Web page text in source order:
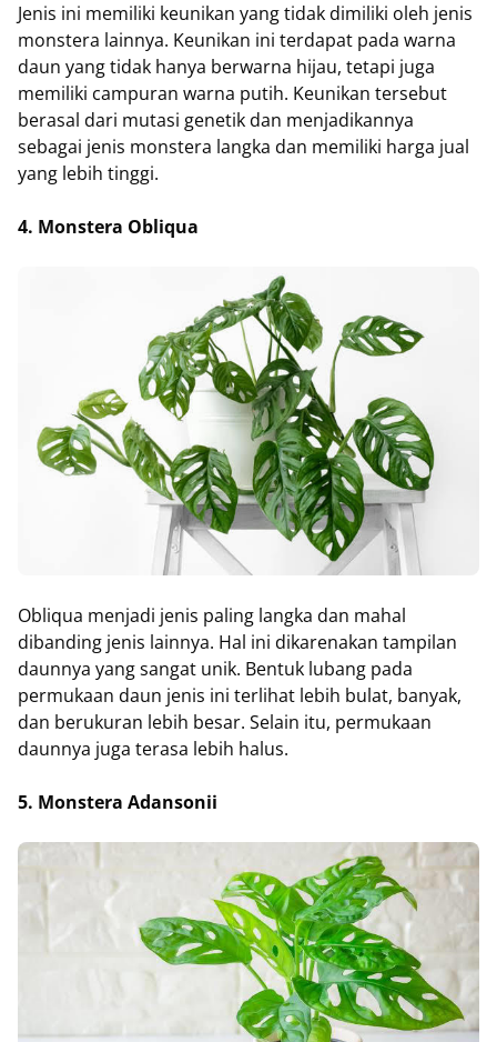
Jenis ini memiliki keunikan yang tidak dimiliki oleh jenis
monstera lainnya. Keunikan ini terdapat pada warna
daun yang tidak hanya berwarna hijau, tetapi juga
memiliki campuran warna putih. Keunikan tersebut
berasal dari mutasi genetik dan menjadikannya
sebagai jenis monstera langka dan memiliki harga jual
yang lebih tinggi.
4. Monstera Obliqua
Obliqua menjadi jenis paling langka dan mahal
dibanding jenis lainnya. Hal ini dikarenakan tampilan
daunnya yang sangat unik. Bentuk lubang pada
permukaan daun jenis ini terlihat lebih bulat, banyak,
dan berukuran lebih besar. Selain itu, permukaan
daunnya juga terasa lebih halus.
5. Monstera Adansonii